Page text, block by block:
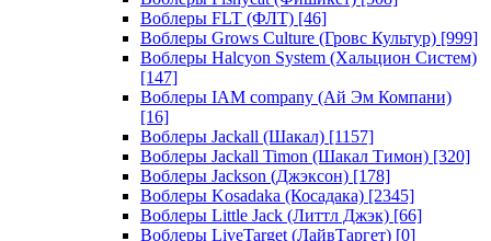
Воблеры FLT (ФЛТ) [46]
Воблеры Grows Culture (Гровс Культур) [999]
Воблеры Halcyon System (Хальцион Систем)
[147]
Воблеры IAM company (Ай Эм Компани)
[16]
Воблеры Jackall (Шакал) [1157]
Воблеры Jackall Timon (Шакал Тимон) [320]
Воблеры Jackson (Джэксон) [178]
Воблеры Kosadaka (Косадака) [2345]
Воблеры Little Jack (Литтл Джэк) [66]
Воблеры LiveTarget (ЛайвТаргет) [0]